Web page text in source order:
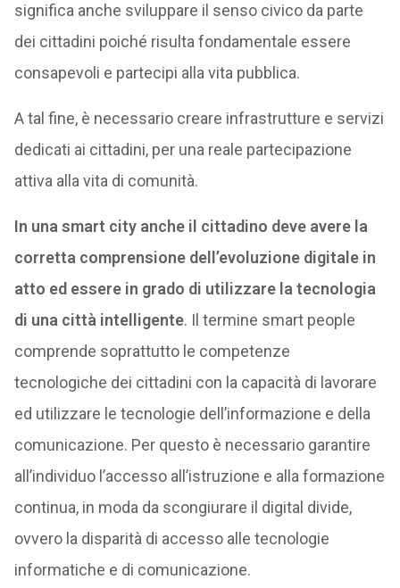
significa anche sviluppare il senso civico da parte
dei cittadini poiché risulta fondamentale essere
consapevoli e partecipi alla vita pubblica.
A tal fine, è necessario creare infrastrutture e servizi
dedicati ai cittadini, per una reale partecipazione
attiva alla vita di comunità.
In una smart city anche il cittadino deve avere la
corretta comprensione dell’evoluzione digitale in
atto ed essere in grado di utilizzare la tecnologia
di una città intelligente. Il termine smart people
comprende soprattutto le competenze
tecnologiche dei cittadini con la capacità di lavorare
ed utilizzare le tecnologie dell’informazione e della
comunicazione. Per questo è necessario garantire
all’individuo l’accesso all’istruzione e alla formazione
continua, in moda da scongiurare il digital divide,
ovvero la disparità di accesso alle tecnologie
informatiche e di comunicazione.